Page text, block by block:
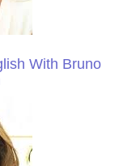
With Bruno